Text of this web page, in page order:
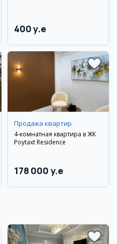
400 y.e
Продажа квартир
4-комнатная квартира в ЖК
Poytaxt Residence
178 000 y.e